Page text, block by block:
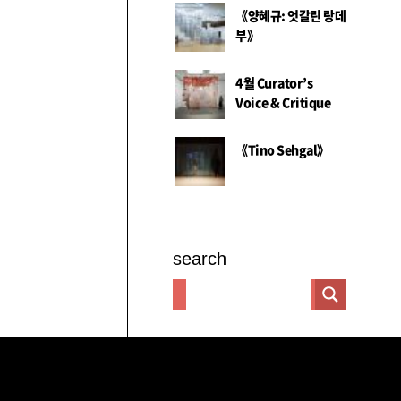
《양혜규: 엇갈린 랑데
부》
4월 Curator’s
Voice & Critique
《Tino Sehgal》
search